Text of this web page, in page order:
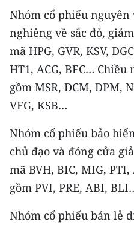
FRANÇAIS
РУССКИЙ
ESPAÑOL
한국어
Nhóm cổ phiếu
nghiêng về sắc đỏ,
mã HPG, GVR, KSV,
HT1, ACG, BFC…
gồm MSR, DCM, DPM,
VFG, KSB…
Nhóm cổ phiếu bảo
chủ đạo và đóng cửa
mã BVH, BIC, MIG,
gồm PVI, PRE, ABI,
Nhóm cổ phiếu bán lẻ